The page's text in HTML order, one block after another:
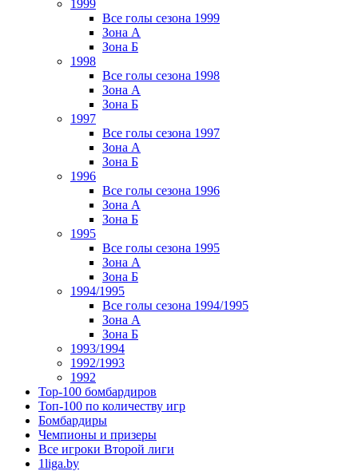
1999
Все голы сезона 1999
Зона А
Зона Б
1998
Все голы сезона 1998
Зона А
Зона Б
1997
Все голы сезона 1997
Зона А
Зона Б
1996
Все голы сезона 1996
Зона А
Зона Б
1995
Все голы сезона 1995
Зона А
Зона Б
1994/1995
Все голы сезона 1994/1995
Зона А
Зона Б
1993/1994
1992/1993
1992
Top-100 бомбардиров
Топ-100 по количеству игр
Бомбардиры
Чемпионы и призеры
Все игроки Второй лиги
1liga.by